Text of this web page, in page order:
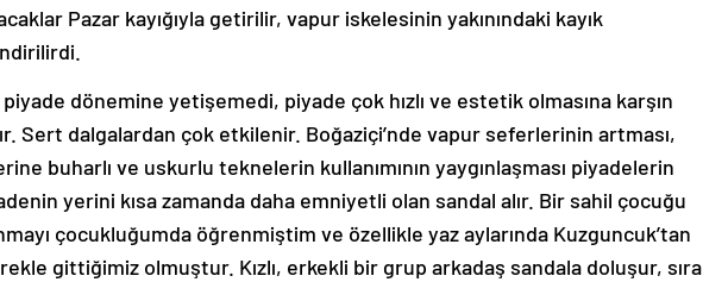
Pazar kayığıyla getirilir, vapur iskelesinin yakınındaki kayık
dönemine yetişemedi, piyade çok hızlı ve estetik olmasına karşın
Sert dalgalardan çok etkilenir. Boğaziçi’nde vapur seferlerinin artması,
buharlı ve uskurlu teknelerin kullanımının yaygınlaşması piyadelerin
yerini kısa zamanda daha emniyetli olan sandal alır. Bir sahil çocuğu
çocukluğumda öğrenmiştim ve özellikle yaz aylarında Kuzguncuk’tan
gittiğimiz olmuştur. Kızlı, erkekli bir grup arkadaş sandala doluşur, sıra